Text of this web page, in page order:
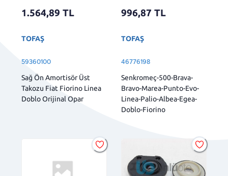
1.564,89 TL
TOFAŞ
59360100
Sağ Ön Amortisör Üst
Takozu Fiat Fiorino Linea
Doblo Orijinal Opar
996,87 TL
TOFAŞ
46776198
Senkromeç-500-Brava-
Bravo-Marea-Punto-Evo-
Linea-Palio-Albea-Egea-
Doblo-Fiorino